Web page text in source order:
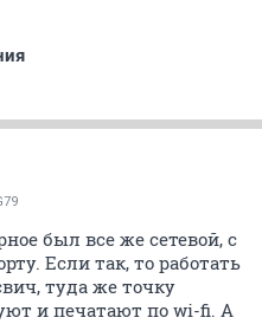
был все же сетевой, с
Если так, то работать
туда же точку
и печатают по wi-fi. А